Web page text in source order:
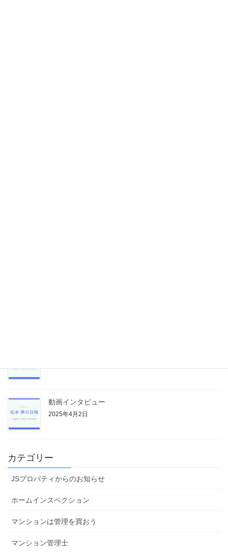
動画インタビュー
2025年4月2日
カテゴリー
JSプロパティからのお知らせ
ホームインスペクション
マンションは管理を買おう
マンション管理士